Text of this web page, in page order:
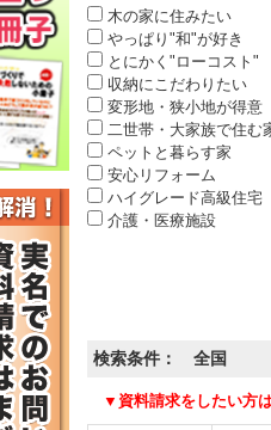
木の家に住みたい
やっぱり"和"が好き
とにかく"ローコスト"
収納にこだわりたい
変形地・狭小地が得意
二世帯・大家族で住む
ペットと暮らす家
安心リフォーム
ハイグレード高級住宅
介護・医療施設
検索条件： 全国
▼資料請求をしたい方